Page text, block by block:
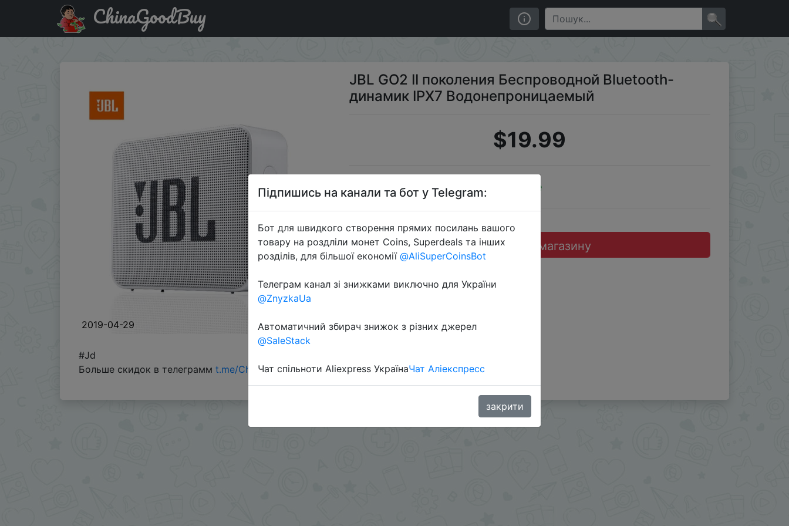
Знижка на JBL GO2 II поколения Беспроводной Bluetooth-динамик IPX7 Водонепроницаемый
ChinaGoodBuy
2019-04-29
JBL GO2 II поколения Беспроводной Bluetooth-
динамик IPX7 Водонепроницаемый
$19.99
Sale
Перейти до магазину
#Jd
Больше скидок в телеграмм t.me/ChinaGoodBuy
Підпишись на канали та бот у Telegram:
Бот для швидкого створення прямих посилань вашого
товару на роздліли монет Coins, Superdeals та інших
розділів, для більшої економії @AliSuperCoinsBot
Телеграм канал зі знижками виключно для України
@ZnyzkaUa
Автоматичний збирач знижок з різних джерел
@SaleStack
Чат спільноти Aliexpress УкраїнаЧат Аліекспресс
закрити